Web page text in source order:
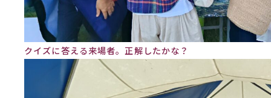
クイズに答える来場者。正解したかな？